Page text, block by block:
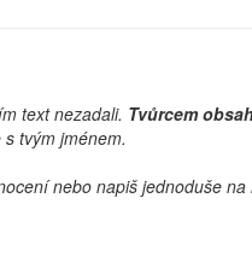
text nezadali. Tvůrcem
tvým jménem.
nebo napiš jednoduše na